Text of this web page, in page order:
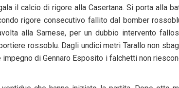
il calcio di rigore alla Casertana. Si porta alla
rigore consecutivo fallito dal bomber
alla Sarnese, per un dubbio intervento
rossoblu. Dagli undici metri Tarallo non
di Gennaro Esposito i falchetti non